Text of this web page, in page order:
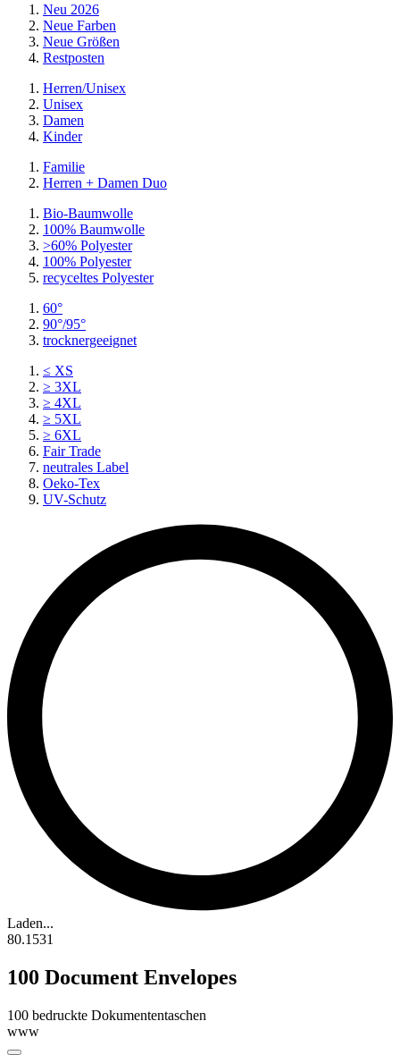
Neu 2026
Neue Farben
Neue Größen
Restposten
Herren/Unisex
Unisex
Damen
Kinder
Familie
Herren + Damen Duo
Bio-Baumwolle
100% Baumwolle
>60% Polyester
100% Polyester
recyceltes Polyester
60°
90°/95°
trocknergeeignet
≤ XS
≥ 3XL
≥ 4XL
≥ 5XL
≥ 6XL
Fair Trade
neutrales Label
Oeko-Tex
UV-Schutz
Laden...
80.1531
100 Document Envelopes
100 bedruckte Dokumententaschen
www